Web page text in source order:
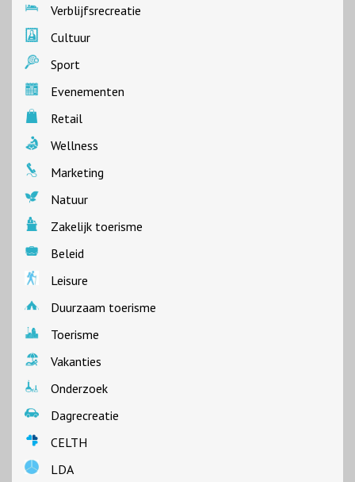
Verblijfsrecreatie
Cultuur
Sport
Evenementen
Retail
Wellness
Marketing
Natuur
Zakelijk toerisme
Beleid
Leisure
Duurzaam toerisme
Toerisme
Vakanties
Onderzoek
Dagrecreatie
CELTH
LDA